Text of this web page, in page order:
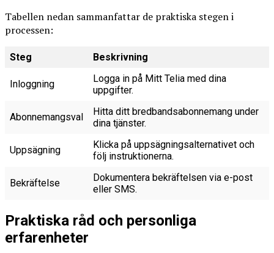
Tabellen nedan sammanfattar de praktiska stegen i
processen:
Steg Beskrivning
Inloggning
Logga in på Mitt Telia med dina
uppgifter.
Abonnemangsval
Hitta ditt bredbandsabonnemang under
dina tjänster.
Uppsägning
Klicka på uppsägningsalternativet och
följ instruktionerna.
Bekräftelse
Dokumentera bekräftelsen via e-post
eller SMS.
Praktiska råd och personliga
erfarenheter